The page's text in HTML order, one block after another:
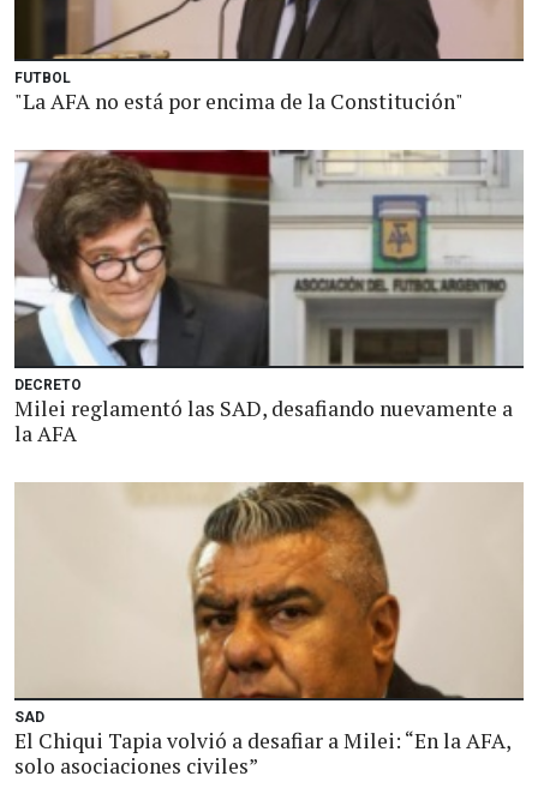
FUTBOL
"La AFA no está por encima de la Constitución"
DECRETO
Milei reglamentó las SAD, desafiando nuevamente a
la AFA
SAD
El Chiqui Tapia volvió a desafiar a Milei: “En la AFA,
solo asociaciones civiles”